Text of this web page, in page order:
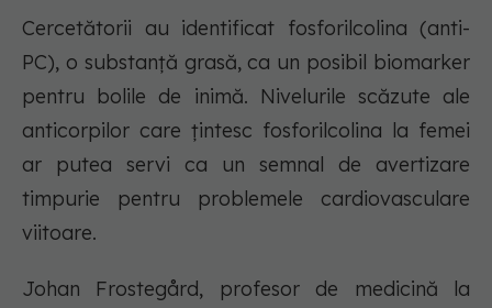
Cercetătorii au identificat fosforilcolina (anti-
PC), o substanță grasă, ca un posibil biomarker
pentru bolile de inimă. Nivelurile scăzute ale
anticorpilor care țintesc fosforilcolina la femei
ar putea servi ca un semnal de avertizare
timpurie pentru problemele cardiovasculare
viitoare.
Johan Frostegård, profesor de medicină la